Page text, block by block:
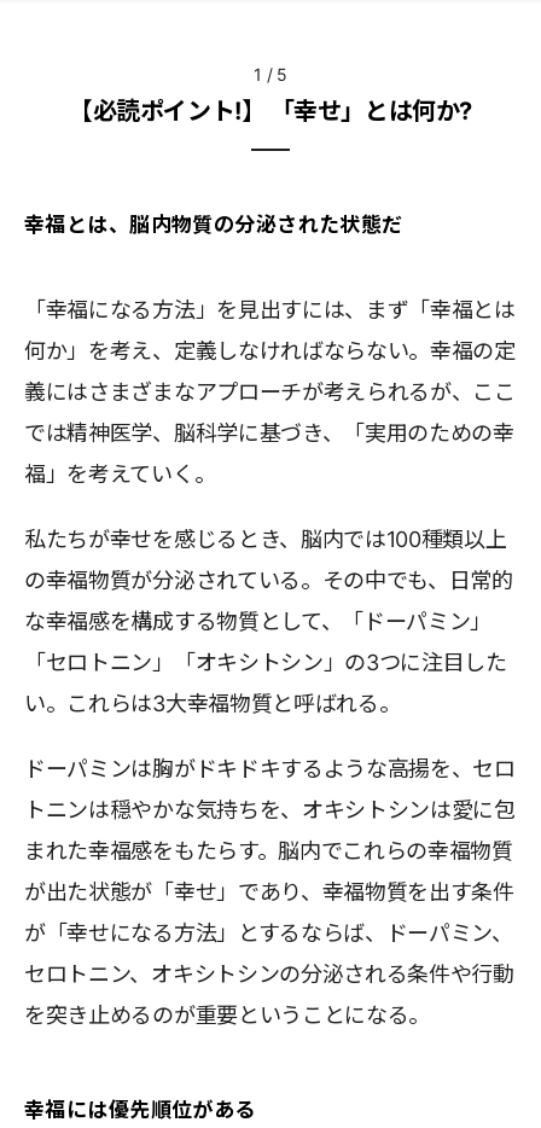
1 / 5
【必読ポイント!】 「幸せ」とは何か?
幸福とは、脳内物質の分泌された状態だ
「幸福になる方法」を見出すには、まず「幸福とは
何か」を考え、定義しなければならない。幸福の定
義にはさまざまなアプローチが考えられるが、ここ
では精神医学、脳科学に基づき、「実用のための幸
福」を考えていく。
私たちが幸せを感じるとき、脳内では100種類以上
の幸福物質が分泌されている。その中でも、日常的
な幸福感を構成する物質として、「ドーパミン」
「セロトニン」「オキシトシン」の3つに注目した
い。これらは3大幸福物質と呼ばれる。
ドーパミンは胸がドキドキするような高揚を、セロ
トニンは穏やかな気持ちを、オキシトシンは愛に包
まれた幸福感をもたらす。脳内でこれらの幸福物質
が出た状態が「幸せ」であり、幸福物質を出す条件
が「幸せになる方法」とするならば、ドーパミン、
セロトニン、オキシトシンの分泌される条件や行動
を突き止めるのが重要ということになる。
幸福には優先順位がある